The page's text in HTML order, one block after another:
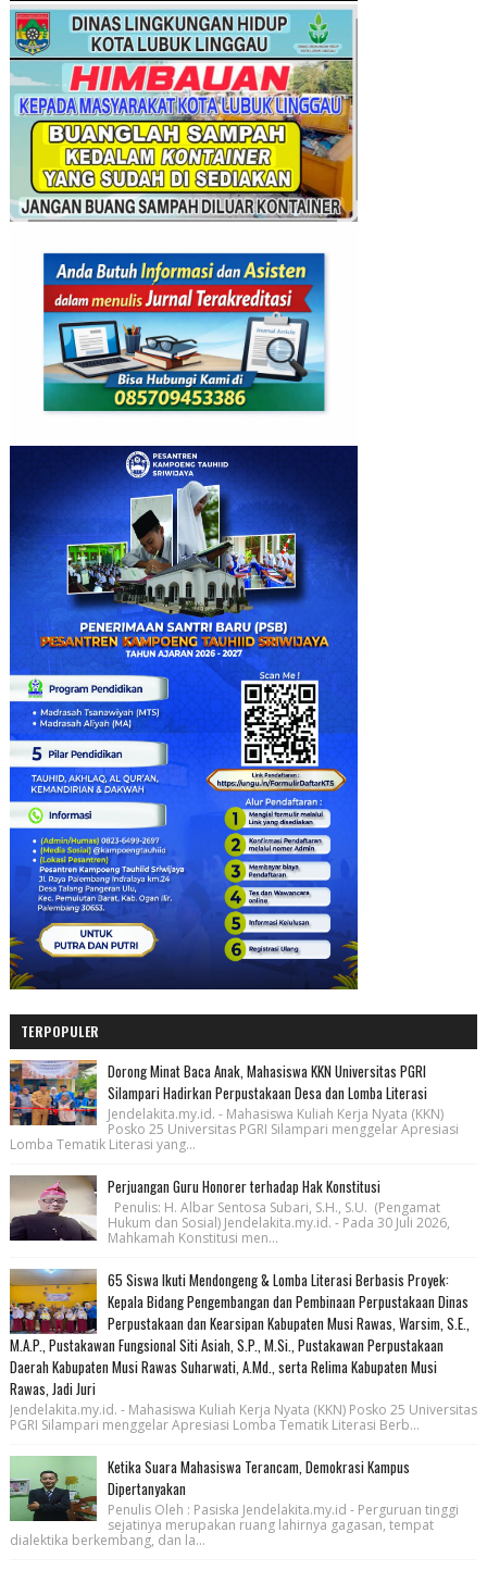
TERPOPULER
Dorong Minat Baca Anak, Mahasiswa KKN Universitas PGRI
Silampari Hadirkan Perpustakaan Desa dan Lomba Literasi
Jendelakita.my.id. - Mahasiswa Kuliah Kerja Nyata (KKN)
Posko 25 Universitas PGRI Silampari menggelar Apresiasi
Lomba Tematik Literasi yang...
Perjuangan Guru Honorer terhadap Hak Konstitusi
Penulis: H. Albar Sentosa Subari, S.H., S.U. (Pengamat
Hukum dan Sosial) Jendelakita.my.id. - Pada 30 Juli 2026,
Mahkamah Konstitusi men...
65 Siswa Ikuti Mendongeng & Lomba Literasi Berbasis Proyek:
Kepala Bidang Pengembangan dan Pembinaan Perpustakaan Dinas
Perpustakaan dan Kearsipan Kabupaten Musi Rawas, Warsim, S.E.,
M.A.P., Pustakawan Fungsional Siti Asiah, S.P., M.Si., Pustakawan Perpustakaan
Daerah Kabupaten Musi Rawas Suharwati, A.Md., serta Relima Kabupaten Musi
Rawas, Jadi Juri
Jendelakita.my.id. - Mahasiswa Kuliah Kerja Nyata (KKN) Posko 25 Universitas
PGRI Silampari menggelar Apresiasi Lomba Tematik Literasi Berb...
Ketika Suara Mahasiswa Terancam, Demokrasi Kampus
Dipertanyakan
Penulis Oleh : Pasiska Jendelakita.my.id - Perguruan tinggi
sejatinya merupakan ruang lahirnya gagasan, tempat
dialektika berkembang, dan la...